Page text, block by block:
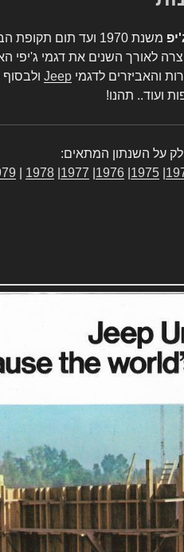
משנת 1970 ועד תום
לאורך השנים את דגמי
והאביזרים לדגמי Jeep ולבסוף
ועוד.. תהנו!
על השנתון המתאים:
1975
1976
1977
1978